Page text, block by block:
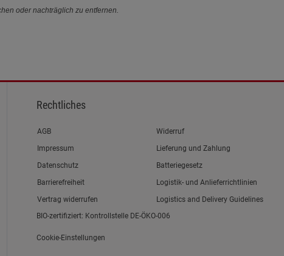
oder nachträglich zu entfernen.
Rechtliches
Link zum/zur
AGB
Link zum/zur
Impressum
Link zum/zur
Datenschutz
Link zum/zur
Barrierefreiheit
Vertrag widerrufen
Widerruf
Lieferung und Zahlung
Batteriegesetz
Logistik- und Anlieferrichtlinien
Logistics and Delivery Guidelines
BIO-zertifiziert: Kontrollstelle DE-ÖKO-006
Cookie-Einstellungen